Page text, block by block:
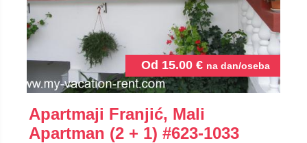
Od 15.00 € na dan/oseba
Apartmaji Franjić, Mali
Apartman (2 + 1) #623-1033